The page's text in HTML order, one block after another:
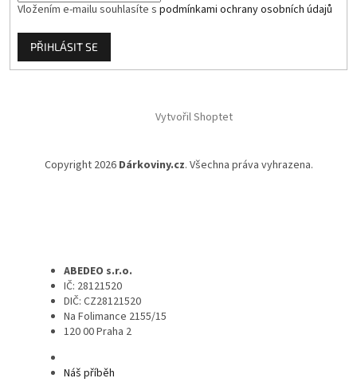
Vložením e-mailu souhlasíte s podmínkami ochrany osobních údajů
PŘIHLÁSIT SE
Vytvořil Shoptet
Copyright 2026 Dárkoviny.cz. Všechna práva vyhrazena.
ABEDEO s.r.o.
IČ: 28121520
DIČ: CZ28121520
Na Folimance 2155/15
120 00 Praha 2
Náš příběh